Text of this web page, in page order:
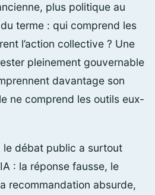
plus politique au
terme : qui comprend les
l’action collective ? Une
pleinement gouvernable
davantage son
ne comprend les outils eux-
le débat public a surtout
: la réponse fausse, le
recommandation absurde,